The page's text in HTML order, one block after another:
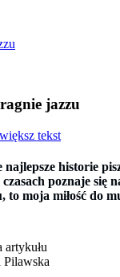
jazzu
tekst
najlepsze historie
czasach poznaje się
to moja miłość do
Pilawska